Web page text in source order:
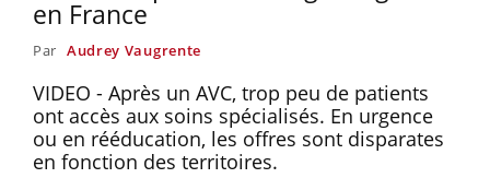
en France
Par Audrey Vaugrente
VIDEO - Après un AVC, trop peu de patients
ont accès aux soins spécialisés. En urgence
ou en rééducation, les offres sont disparates
en fonction des territoires.